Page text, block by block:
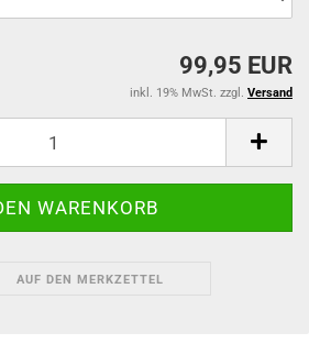
99,95 EUR
inkl. 19% MwSt. zzgl. Versand
AUF DEN MERKZETTEL